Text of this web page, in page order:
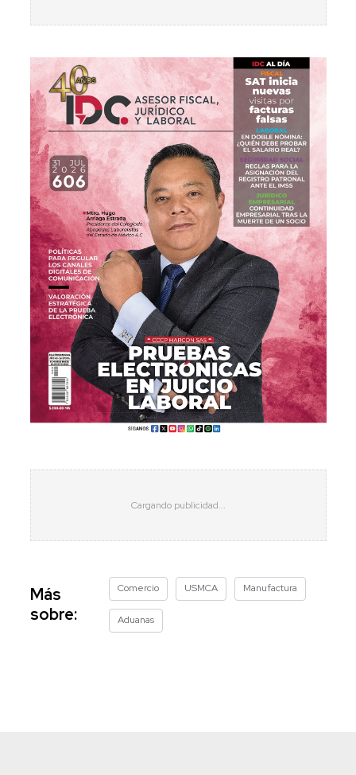
Más
sobre:
Comercio USMCA Manufactura
Aduanas